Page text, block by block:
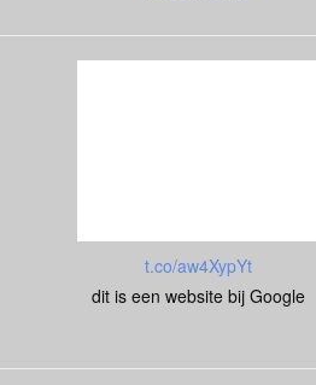
t.co/aw4XypYt
dit is een website bij Google